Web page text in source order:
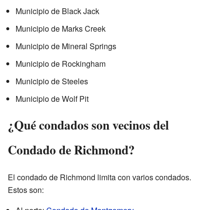
Municipio de Black Jack
Municipio de Marks Creek
Municipio de Mineral Springs
Municipio de Rockingham
Municipio de Steeles
Municipio de Wolf Pit
¿Qué condados son vecinos del
Condado de Richmond?
El condado de Richmond limita con varios condados.
Estos son: